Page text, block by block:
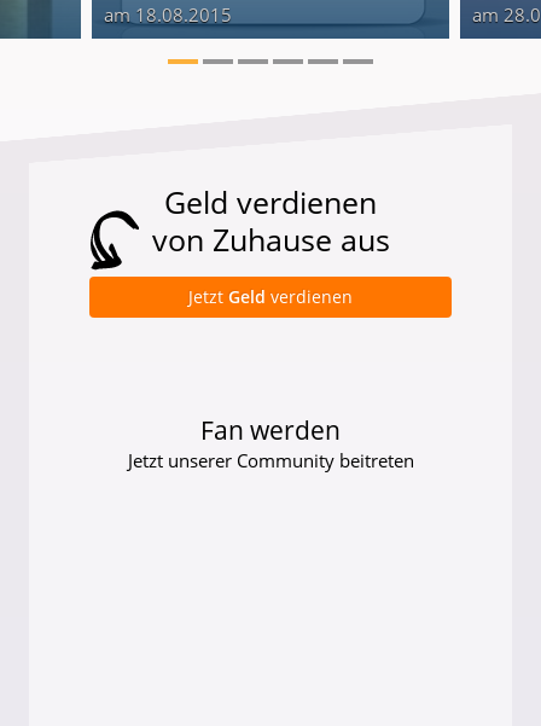
am 18.08.2015 am
Geld verdienen
von Zuhause aus
Jetzt Geld verdienen
Fan werden
Jetzt unserer Community beitreten